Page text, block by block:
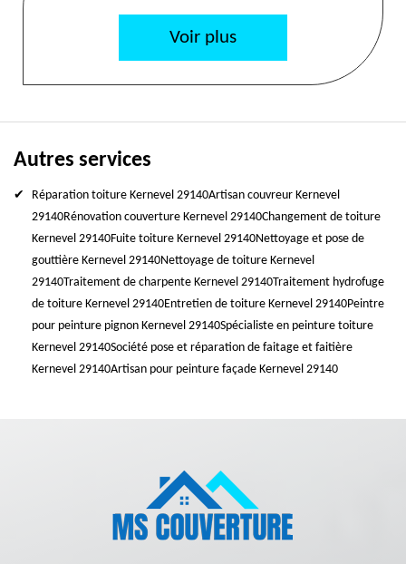
Voir plus
Autres services
Réparation toiture Kernevel 29140Artisan couvreur Kernevel
29140Rénovation couverture Kernevel 29140Changement de toiture
Kernevel 29140Fuite toiture Kernevel 29140Nettoyage et pose de
gouttière Kernevel 29140Nettoyage de toiture Kernevel
29140Traitement de charpente Kernevel 29140Traitement hydrofuge
de toiture Kernevel 29140Entretien de toiture Kernevel 29140Peintre
pour peinture pignon Kernevel 29140Spécialiste en peinture toiture
Kernevel 29140Société pose et réparation de faitage et faitière
Kernevel 29140Artisan pour peinture façade Kernevel 29140